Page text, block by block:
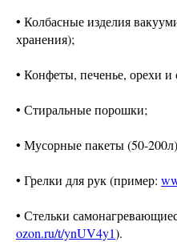
• Колбасные изделия
хранения);
• Конфеты, печенье, орехи и
• Стиральные порошки;
• Мусорные пакеты (50-
• Грелки для рук (пример:
• Стельки
ozon.ru/t/ynUV4y1).